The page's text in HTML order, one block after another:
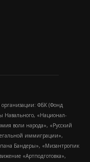
ФБК (Фонд
Навального, «Национал-
воли народа», «Русский
иммиграции»,
Бандеры», «Мизантропик
«Артподготовка»,